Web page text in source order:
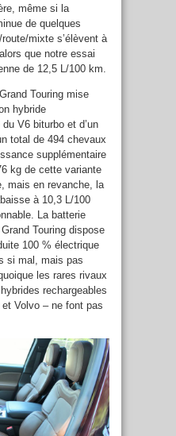
même si la
de quelques
mixte s’élèvent à
que notre essai
de 12,5 L/100 km.
Touring mise
hybride
V6 biturbo et d’un
total de 494 chevaux
supplémentaire
kg de cette variante
mais en revanche, la
à 10,3 L/100
La batterie
Touring dispose
100 % électrique
si mal, mais pas
les rares rivaux
rechargeables
Volvo – ne font pas